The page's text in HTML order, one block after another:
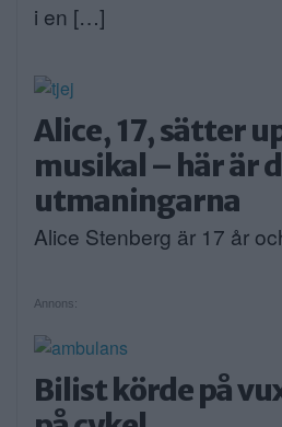
i en […]
Alice, 17, sätter
musikal – här är
utmaningarna
Alice Stenberg är 17 år
Annons:
Bilist körde på